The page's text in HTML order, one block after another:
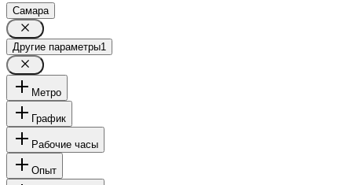
Самара
Другие параметры1
Метро
График
Рабочие часы
Опыт